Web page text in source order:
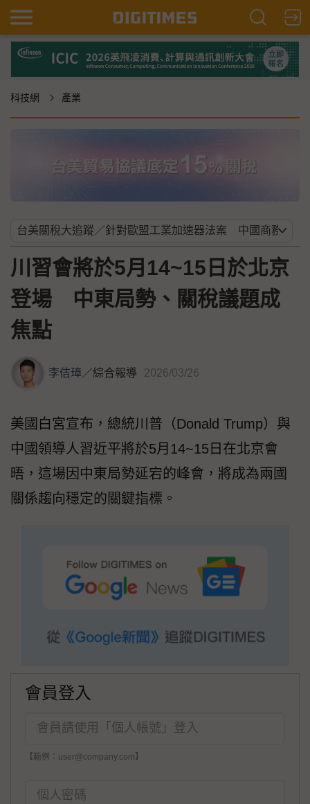
科技網 產業
川習會將於5月14~15日於北京
登場 中東局勢、關稅議題成
焦點
李佶璋／綜合報導 2026/03/26
美國白宮宣布，總統川普（Donald Trump）與
中國領導人習近平將於5月14~15日在北京會
晤，這場因中東局勢延宕的峰會，將成為兩國
關係趨向穩定的關鍵指標。
會員登入
【範例：user@company.com】